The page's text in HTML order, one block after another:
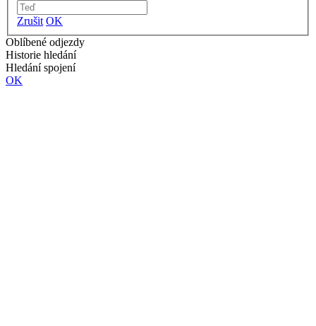
Zrušit OK
Oblíbené odjezdy
Historie hledání
Hledání spojení
OK